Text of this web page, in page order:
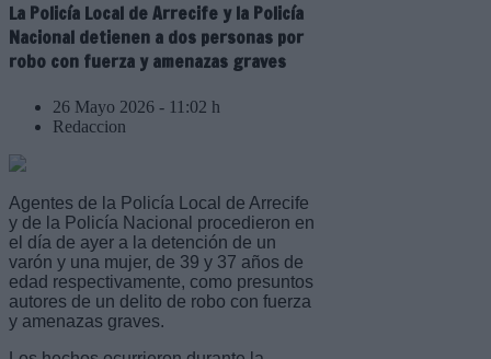
La Policía Local de Arrecife y la Policía
Nacional detienen a dos personas por
robo con fuerza y amenazas graves
26 Mayo 2026 - 11:02 h
Redaccion
Agentes de la Policía Local de Arrecife
y de la Policía Nacional procedieron en
el día de ayer a la detención de un
varón y una mujer, de 39 y 37 años de
edad respectivamente, como presuntos
autores de un delito de robo con fuerza
y amenazas graves.